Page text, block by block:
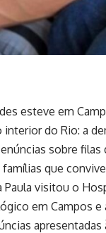
esteve em
do Rio: a
sobre
que
Paula visitou o
em Campos